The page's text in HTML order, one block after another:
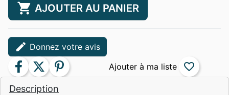
Description
shopping_cart AJOUTER AU PANIER
edit Donnez votre avis
facebook twitter pinterest favorite_border